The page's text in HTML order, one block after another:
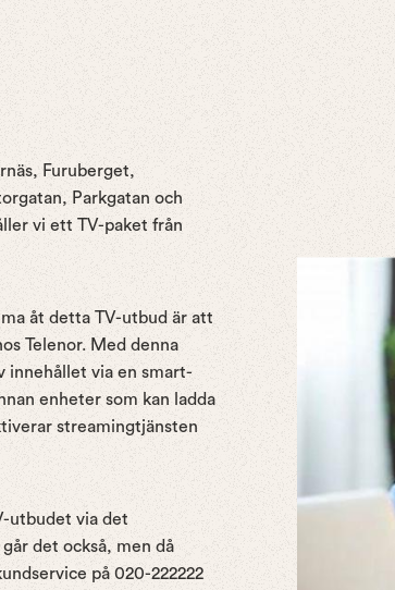
Furuberget,
Parkgatan och
vi ett TV-paket från
åt detta TV-utbud är att
Telenor. Med denna
innehållet via en smart-
enheter som kan ladda
streamingtjänsten
utbudet via det
det också, men då
på 020-222222